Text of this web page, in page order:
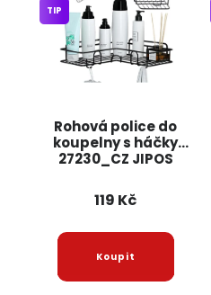
Rohová police do
koupelny s háčky
27230_CZ JIPOS
TIP
119 Kč